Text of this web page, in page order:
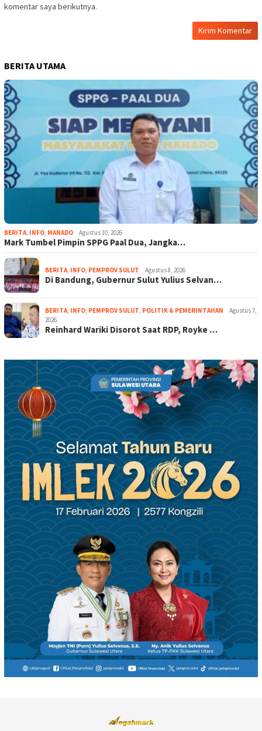
komentar saya berikutnya.
BERITA UTAMA
BERITA INFO MANADO Agustus 10, 2026
Mark Tumbel Pimpin SPPG Paal Dua, Jangka…
BERITA INFO PEMPROV SULUT Agustus 8, 2026
Di Bandung, Gubernur Sulut Yulius Selvan…
BERITA INFO PEMPROV SULUT POLITIK & PEMERINTAHAN
Agustus 7,
2026
Reinhard Wariki Disorot Saat RDP, Royke …